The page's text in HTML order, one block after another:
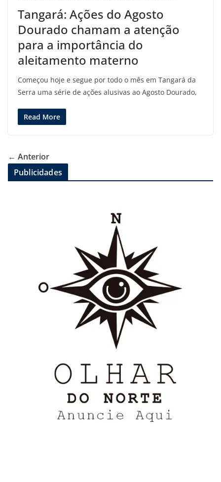
Tangará: Ações do Agosto
Dourado chamam a atenção
para a importância do
aleitamento materno
Começou hoje e segue por todo o mês em Tangará da
Serra uma série de ações alusivas ao Agosto Dourado,
Read More
← Anterior
Publicidades